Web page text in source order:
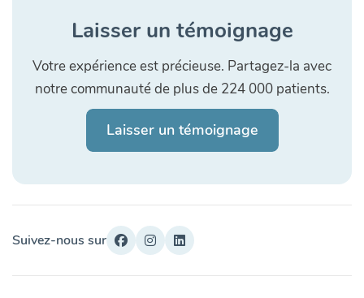
Laisser un témoignage
Votre expérience est précieuse. Partagez-la avec
notre communauté de plus de 224 000 patients.
Laisser un témoignage
Suivez-nous sur